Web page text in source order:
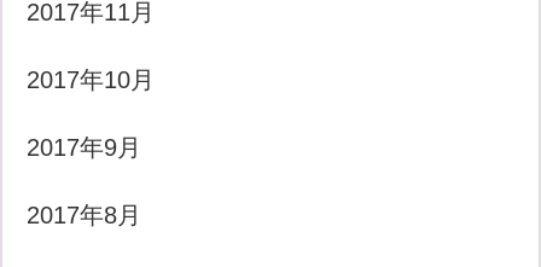
2017年11月
2017年10月
2017年9月
2017年8月